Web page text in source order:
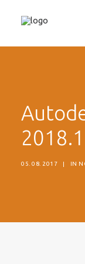
STROJNIŠTVO
GRAFIKA
IZOBRAŽEVANJA
2018.1
05. 08. 2017 | IN